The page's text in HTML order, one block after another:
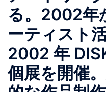
る。2002年
ーティスト
2002 年
個展を開催